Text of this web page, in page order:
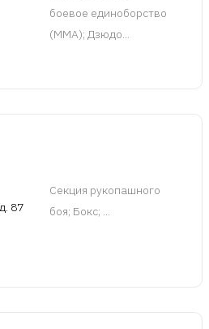
боевое единоборство
(MMA); Дзюдо...
87
Cекция рукопашного
боя; Бокс; ...